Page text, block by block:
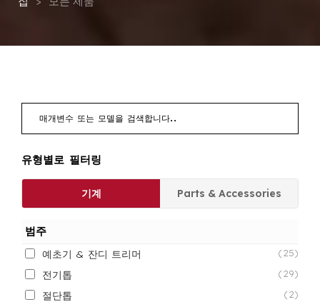
유형별로 필터링
기계 Parts & Accessories
범주
예초기 & 잔디 트리머 (25)
전기톱 (29)
절단톱 (2)